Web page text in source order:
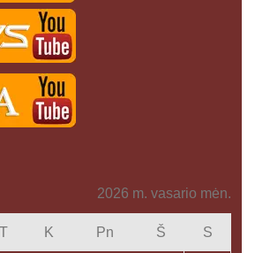
2026 m. vasario mėn.
T K Pn Š S